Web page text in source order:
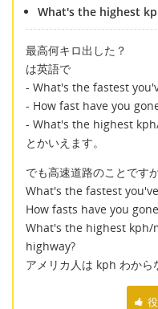
What's the highest
最高何キロ出した？
は英語で
- What's the fastest
- How fast have you
- What's the highest
とかいえます。
でも高速道路のことです
What's the fastest
How fasts have you
What's the highest
highway?
アメリカ人は kph わから